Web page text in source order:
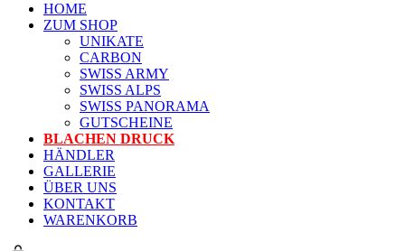
HOME
ZUM SHOP
UNIKATE
CARBON
SWISS ARMY
SWISS ALPS
SWISS PANORAMA
GUTSCHEINE
BLACHEN DRUCK
HÄNDLER
GALLERIE
ÜBER UNS
KONTAKT
WARENKORB